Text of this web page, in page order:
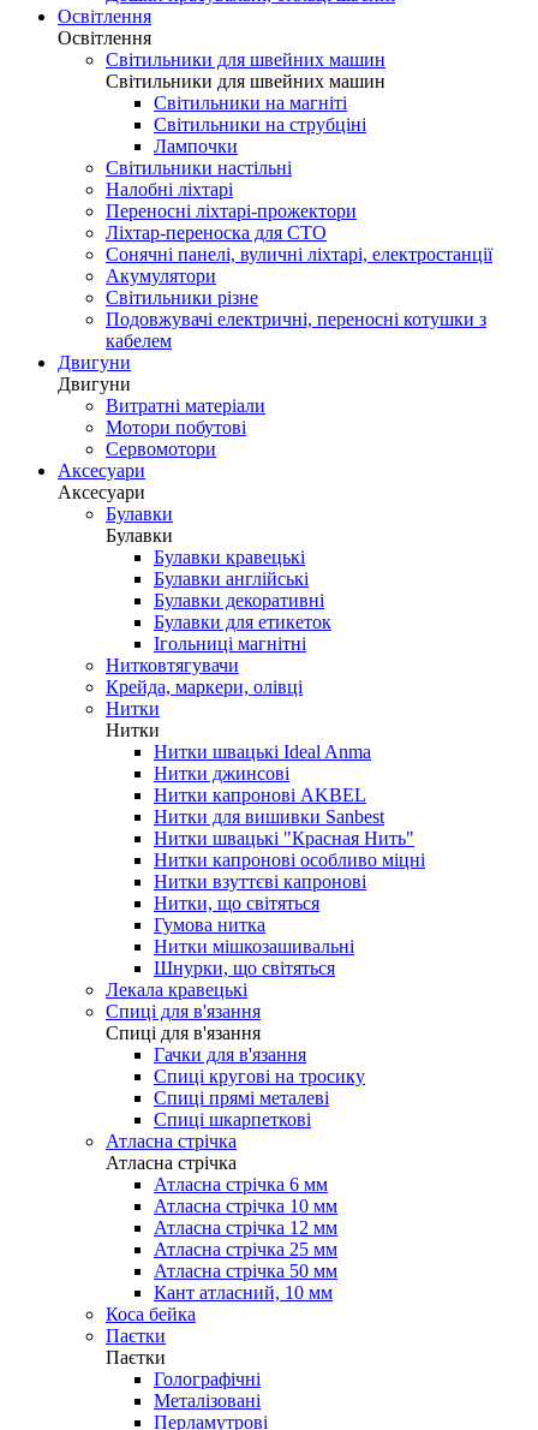
Освітлення
Освітлення
Світильники для швейних машин
Світильники для швейних машин
Світильники на магніті
Світильники на струбціні
Лампочки
Світильники настільні
Налобні ліхтарі
Переносні ліхтарі-прожектори
Ліхтар-переноска для СТО
Сонячні панелі, вуличні ліхтарі, електростанції
Акумулятори
Світильники різне
Подовжувачі електричні, переносні котушки з
кабелем
Двигуни
Двигуни
Витратні матеріали
Мотори побутові
Сервомотори
Аксесуари
Аксесуари
Булавки
Булавки
Булавки кравецькі
Булавки англійські
Булавки декоративні
Булавки для етикеток
Ігольниці магнітні
Нитковтягувачи
Крейда, маркери, олівці
Нитки
Нитки
Нитки швацькі Ideal Anma
Нитки джинсові
Нитки капронові AKBEL
Нитки для вишивки Sanbest
Нитки швацькі "Красная Нить"
Нитки капронові особливо міцні
Нитки взуттєві капронові
Нитки, що світяться
Гумова нитка
Нитки мішкозашивальні
Шнурки, що світяться
Лекала кравецькі
Cпиці для в'язання
Cпиці для в'язання
Гачки для в'язання
Спиці кругові на тросику
Спиці прямі металеві
Спиці шкарпеткові
Атласна стрічка
Атласна стрічка
Атласна стрічка 6 мм
Атласна стрічка 10 мм
Атласна стрічка 12 мм
Атласна стрічка 25 мм
Атласна стрічка 50 мм
Кант атласний, 10 мм
Коса бейка
Паєтки
Паєтки
Голографічні
Металізовані
Перламутрові